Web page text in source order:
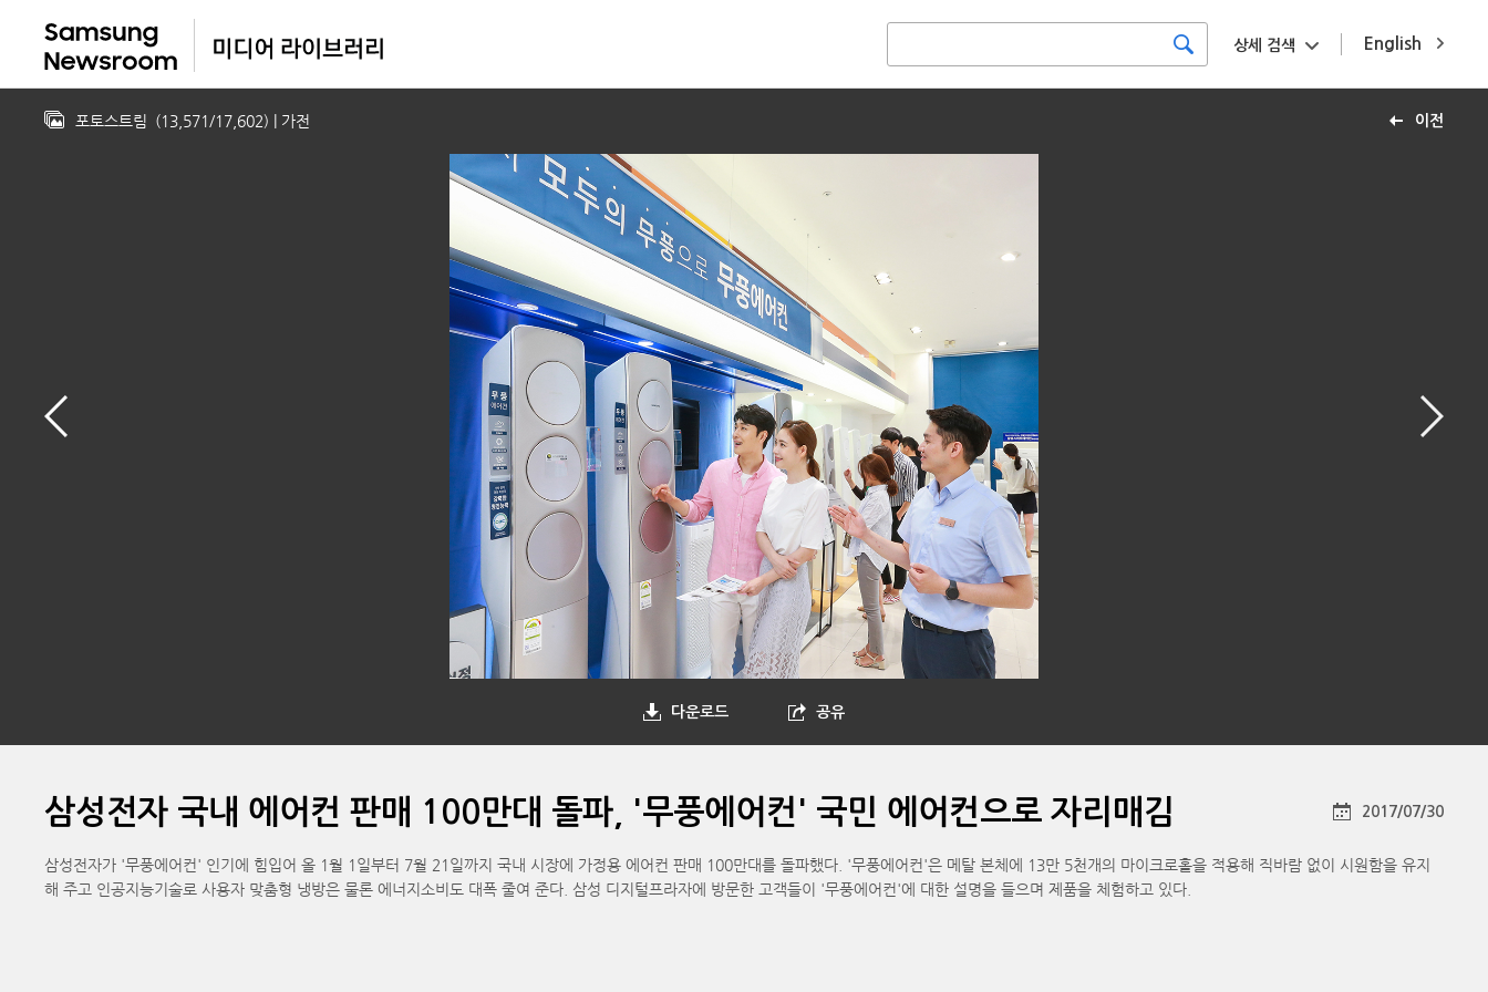
English
상세 검색
이전
포토스트림 (13,571/17,602) | 가전
다운로드 공유
삼성전자 국내 에어컨 판매 100만대 돌파, '무풍에어컨' 국민 에어컨으로 자리매김 2017/07/30
삼성전자가 '무풍에어컨' 인기에 힘입어 올 1월 1일부터 7월 21일까지 국내 시장에 가정용 에어컨 판매 100만대를 돌파했다. '무풍에어컨'은 메탈 본체에 13만 5천개의 마이크로홀을 적용해 직바람 없이 시원함을 유지
해 주고 인공지능기술로 사용자 맞춤형 냉방은 물론 에너지소비도 대폭 줄여 준다. 삼성 디지털프라자에 방문한 고객들이 '무풍에어컨'에 대한 설명을 들으며 제품을 체험하고 있다.